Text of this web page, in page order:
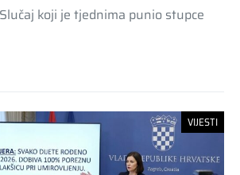
Slučaj koji je tjednima punio stupce
VIJESTI